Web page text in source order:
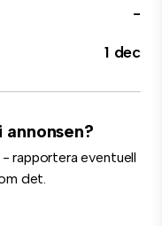
-
1 dec
rapportera eventuell
det.